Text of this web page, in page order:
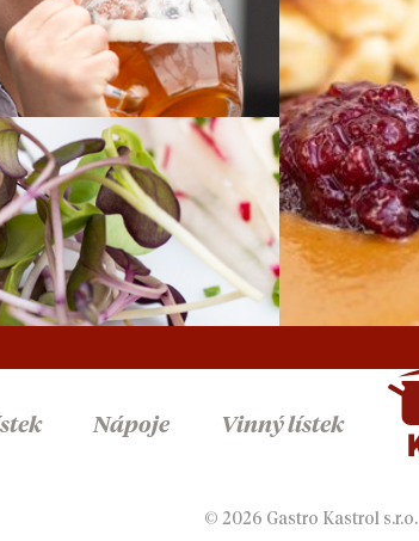
Nápoje Vinný lístek
© 2026 Gastro Kastrol s.r.o.